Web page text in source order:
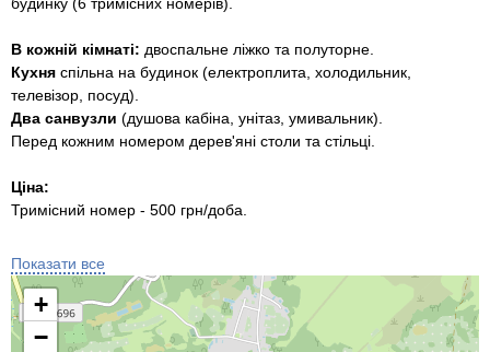
В кожній кімнаті: двоспальне ліжко та полуторне.
Кухня спільна на будинок (електроплита, холодильник,
телевізор, посуд).
Два санвузли (душова кабіна, унітаз, умивальник).
Перед кожним номером дерев'яні столи та стільці.
Ціна:
Тримісний номер - 500 грн/доба.
Також Ви можете переглянути умови проживання в наших
котеджах"Намисто"та"Максим"
До ваших послуг:
Показати все
+
−